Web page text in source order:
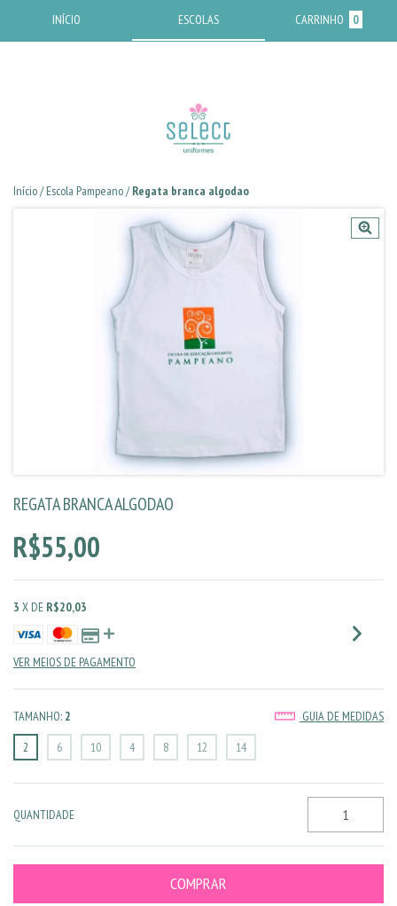
INÍCIO ESCOLAS CARRINHO 0
Início/ Escola Pampeano/ Regata branca algodao
REGATA BRANCA ALGODAO
R$55,00
3 X DE R$20,03
VER MEIOS DE PAGAMENTO
TAMANHO: 2
GUIA DE MEDIDAS
2
6 10 4 8 12 14
QUANTIDADE